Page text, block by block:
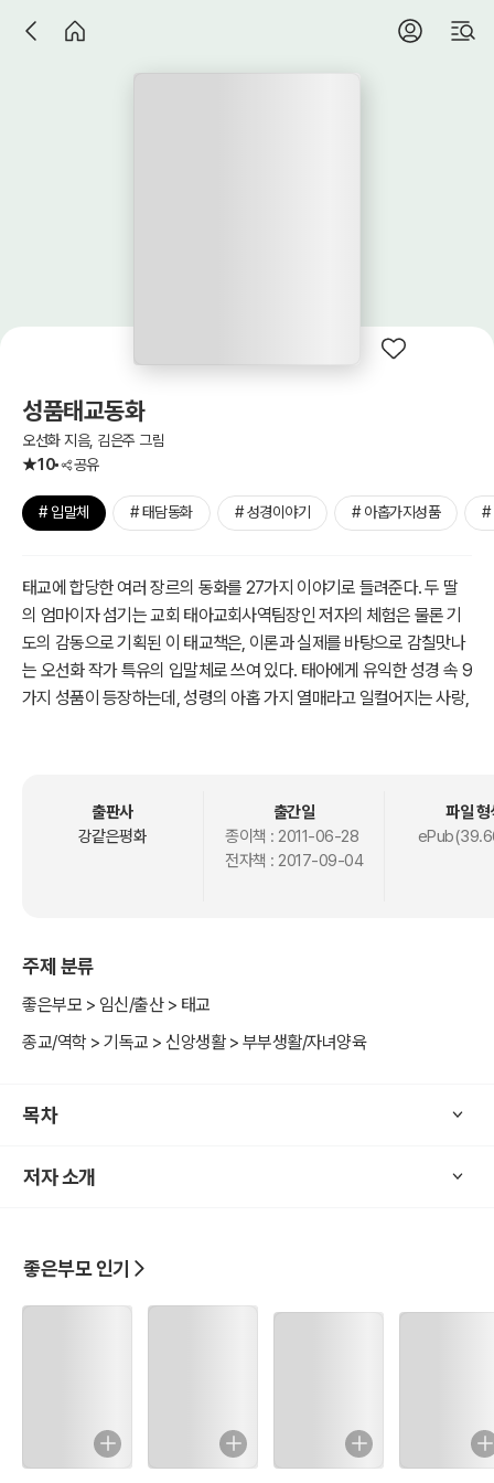
성품태교동화
오선화 지음, 김은주 그림
10
공유
# 입말체 # 태담동화 # 성경이야기 # 아홉가지성품 #
태교에 합당한 여러 장르의 동화를 27가지 이야기로 들려준다. 두 딸
의 엄마이자 섬기는 교회 태아교회사역팀장인 저자의 체험은 물론 기
도의 감동으로 기획된 이 태교책은, 이론과 실제를 바탕으로 감칠맛나
는 오선화 작가 특유의 입말체로 쓰여 있다. 태아에게 유익한 성경 속 9
가지 성품이 등장하는데, 성령의 아홉 가지 열매라고 일컬어지는 사랑,
‘매우 재미있는 태교동화’라는 기획 의도를 끝까지 잃지 않았다. 한 번
에 읽어주기 적당한 분량으로, 챕터 당 각각 다른 구성을 선보인다. 이
야기의 시작 부분에 아기에게 사랑을 고백하는 ‘태담’이 등장한다. 사
출판사
강같은평화
출간일
종이책 : 2011-06-28
전자책 : 2017-09-04
파일 형
주제 분류
좋은부모 > 임신/출산 > 태교
종교/역학 > 기독교 > 신앙생활 > 부부생활/자녀양육
목차
저자 소개
좋은부모 인기